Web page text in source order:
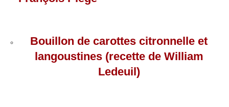
Bouillon decarottes citronnelle et
langoustines (recettede William
Ledeuil)